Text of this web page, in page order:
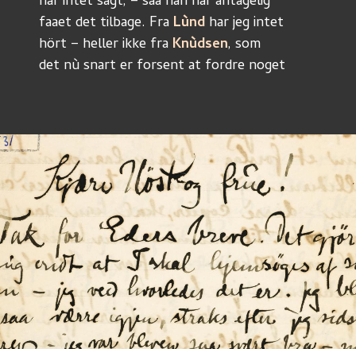
faaet det tilbage. Fra Lùnd har jeg intet
hört – heller ikke fra Knùdsen, som
det nù snart er forsent at fordre noget